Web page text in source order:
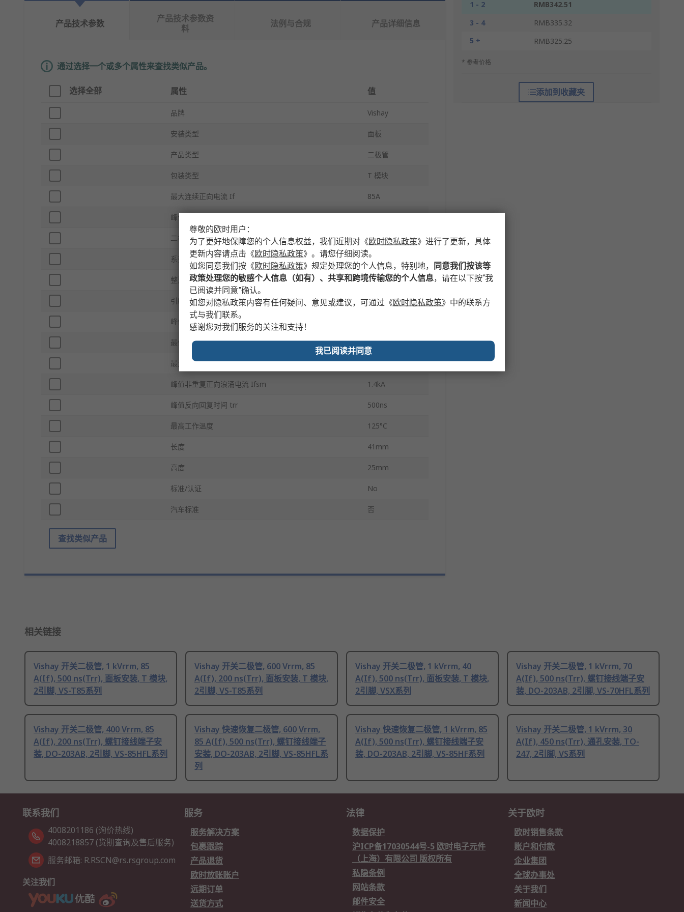
1 - 2
RMB342.51
3 - 4
RMB335.32
5 +
RMB325.25
* 参考价格
添加到收藏夹
产品技术参数
产品技术参数资
料
法例与合规 产品详细信息
通过选择一个或多个属性来查找类似产品。
选择全部 属性 值
品牌 Vishay
安装类型 面板
产品类型 二极管
包装类型 T 模块
最大连续正向电流 If 85A
峰值反向重复电压 Vrrm
二极管配置 单
系列 VS-T85
整流器类型 开关
引脚数目 2
峰值反向电流 Ir
最低工作温度 -40°C
最大正向电压 Vf 1.55V
峰值非重复正向浪涌电流 Ifsm 1.4kA
峰值反向回复时间 trr 500ns
最高工作温度 125°C
长度 41mm
高度 25mm
标准/认证 No
汽车标准 否
查找类似产品
相关链接
Vishay 开关二极管, 1 kVrrm, 85
A(If), 500 ns(Trr), 面板安装, T 模块,
2引脚, VS-T85系列
Vishay 开关二极管, 600 Vrrm, 85
A(If), 200 ns(Trr), 面板安装, T 模块,
2引脚, VS-T85系列
Vishay 开关二极管, 1 kVrrm, 40
A(If), 500 ns(Trr), 面板安装, T 模块,
2引脚, VSX系列
Vishay 开关二极管, 1 kVrrm, 70
A(If), 500 ns(Trr), 螺钉接线端子安
装, DO-203AB, 2引脚, VS-70HFL系列
Vishay 开关二极管, 400 Vrrm, 85
A(If), 200 ns(Trr), 螺钉接线端子安
装, DO-203AB, 2引脚, VS-85HFL系列
Vishay 快速恢复二极管, 600 Vrrm,
85 A(If), 500 ns(Trr), 螺钉接线端子
安装, DO-203AB, 2引脚, VS-85HFL系
列
Vishay 快速恢复二极管, 1 kVrrm, 85
A(If), 500 ns(Trr), 螺钉接线端子安
装, DO-203AB, 2引脚, VS-85HF系列
Vishay 开关二极管, 1 kVrrm, 30
A(If), 450 ns(Trr), 通孔安装, TO-
247, 2引脚, VS系列
联系我们
4008201186 (询价热线)
4008218857 (货期查询及售后服务)
服务邮箱: R.RSCN@rs.rsgroup.com
关注我们
服务
服务解决方案
包裹跟踪
产品退货
欧时放账账户
远期订单
送货方式
法律
数据保护
沪ICP备17030544号-5 欧时电子元件
（上海）有限公司 版权所有
私隐条例
网站条款
邮件安全
关于欧时
欧时销售条款
账户和付款
企业集团
全球办事处
关于我们
新闻中心
尊敬的欧时用户：
为了更好地保障您的个人信息权益，我们近期对 《欧时隐私政策》 进行了更新，具体
更新内容请点击 《欧时隐私政策》 。请您仔细阅读。
如您同意我们按 《欧时隐私政策》 规定处理您的个人信息，特别地， 同意我们按该等
政策处理您的敏感个人信息（如有）、共享和跨境传输您的个人信息，请在以下按“我
已阅读并同意”确认。
如您对隐私政策内容有任何疑问、意见或建议，可通过 《欧时隐私政策》 中的联系方
式与我们联系。
感谢您对我们服务的关注和支持！
我已阅读并同意